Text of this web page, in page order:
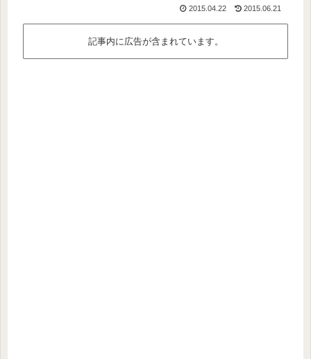
2015.04.22 2015.06.21
記事内に広告が含まれています。